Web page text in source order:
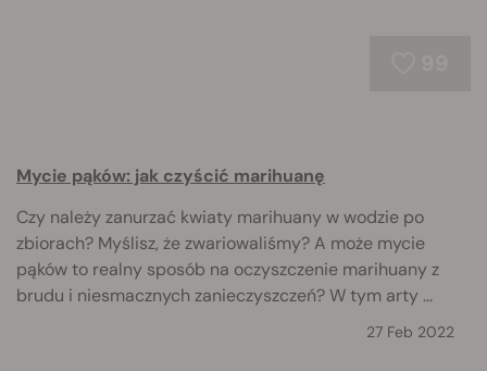
Mycie pąków: jak czyścić marihuanę
Czy należy zanurzać kwiaty marihuany w wodzie po
zbiorach? Myślisz, że zwariowaliśmy? A może mycie
pąków to realny sposób na oczyszczenie marihuany z
brudu i niesmacznych zanieczyszczeń? W tym arty ...
27 Feb 2022